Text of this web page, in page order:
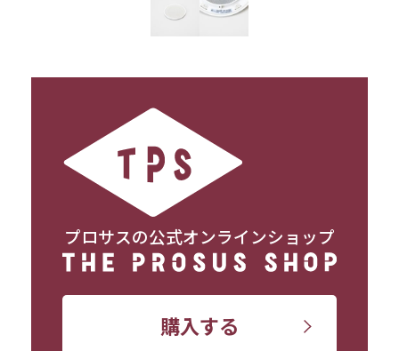
プロサスの公式オンラインショップ
購入する